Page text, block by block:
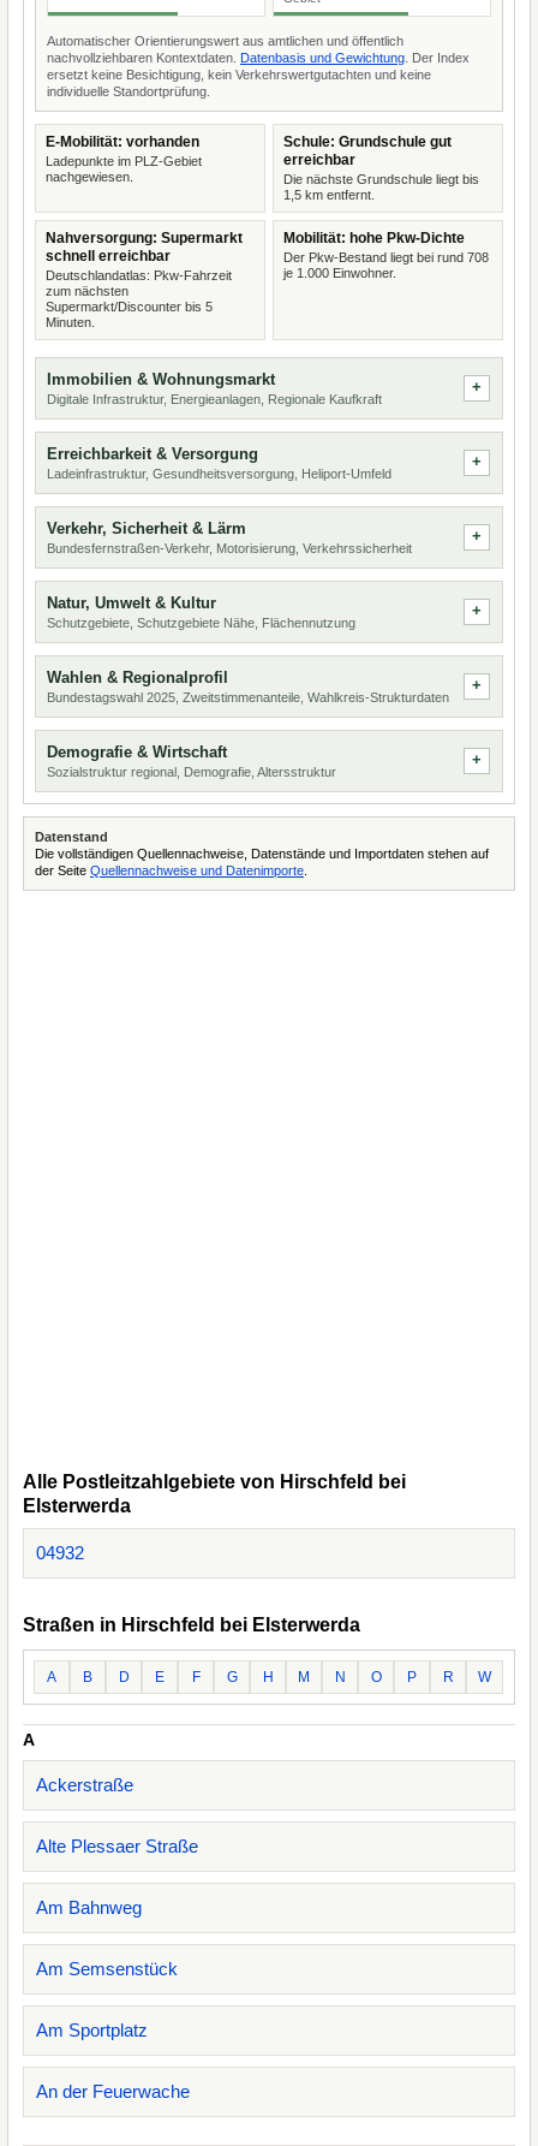
Automatischer Orientierungswert aus amtlichen und öffentlich
nachvollziehbaren Kontextdaten. Datenbasis und Gewichtung . Der Index
ersetzt keine Besichtigung, kein Verkehrswertgutachten und keine
individuelle Standortprüfung.
E-Mobilität: vorhanden
Ladepunkte im PLZ-Gebiet
nachgewiesen.
Schule: Grundschule gut
erreichbar
Die nächste Grundschule liegt bis
1,5 km entfernt.
Nahversorgung: Supermarkt
schnell erreichbar
Deutschlandatlas: Pkw-Fahrzeit
zum nächsten
Supermarkt/Discounter bis 5
Minuten.
Mobilität: hohe Pkw-Dichte
Der Pkw-Bestand liegt bei rund 708
je 1.000 Einwohner.
Immobilien & Wohnungsmarkt
Digitale Infrastruktur, Energieanlagen, Regionale Kaufkraft
Erreichbarkeit & Versorgung
Ladeinfrastruktur, Gesundheitsversorgung, Heliport-Umfeld
Verkehr, Sicherheit & Lärm
Bundesfernstraßen-Verkehr, Motorisierung, Verkehrssicherheit
Natur, Umwelt & Kultur
Schutzgebiete, Schutzgebiete Nähe, Flächennutzung
Wahlen & Regionalprofil
Bundestagswahl 2025, Zweitstimmenanteile, Wahlkreis-Strukturdaten
Demografie & Wirtschaft
Sozialstruktur regional, Demografie, Altersstruktur
Datenstand
Die vollständigen Quellennachweise, Datenstände und Importdaten stehen auf
der Seite Quellennachweise und Datenimporte
Alle Postleitzahlgebiete von Hirschfeld bei
Elsterwerda
04932
Straßen in Hirschfeld bei Elsterwerda
A B D E F G H M N O P R W
A
Ackerstraße
Alte Plessaer Straße
Am Bahnweg
Am Semsenstück
Am Sportplatz
An der Feuerwache